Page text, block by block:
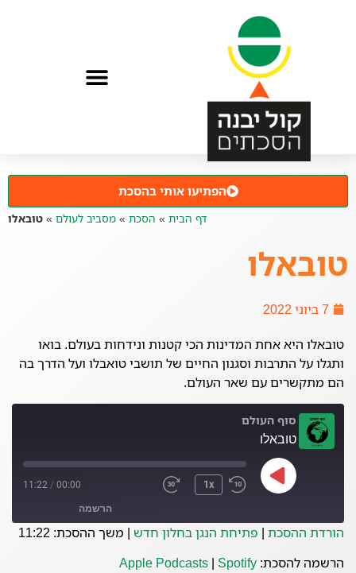
הפתיעו אותי בהסכת
דף הבית » הסכת » מסביב לעולם » טובאלו
טובאלו
7 ביוני 2022
טובאלו היא אחת המדינות הכי קטנות ונידחות בעולם. בואו
ותגלו על התרבות וסגנון החיים של תושבי טואבלו ועל הדרך בה
הם מתקשרים עם שאר העולם.
סוף העולם
טובאלו
1x
00:00
/
11:22
הרשמה
Apple Podcasts
Spotify
הורדת ההסכת | פתיחת הנגן בחלון חדש | משך ההסכת: 11:22
הרשמה להסכת:
Apple Podcasts | Spotify